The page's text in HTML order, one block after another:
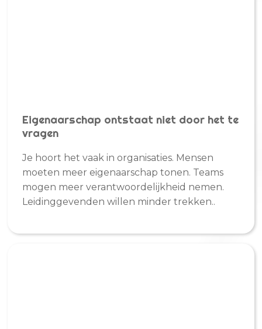
Eigenaarschap ontstaat niet door het te
vragen
Je hoort het vaak in organisaties. Mensen
moeten meer eigenaarschap tonen. Teams
mogen meer verantwoordelijkheid nemen.
Leidinggevenden willen minder trekken..